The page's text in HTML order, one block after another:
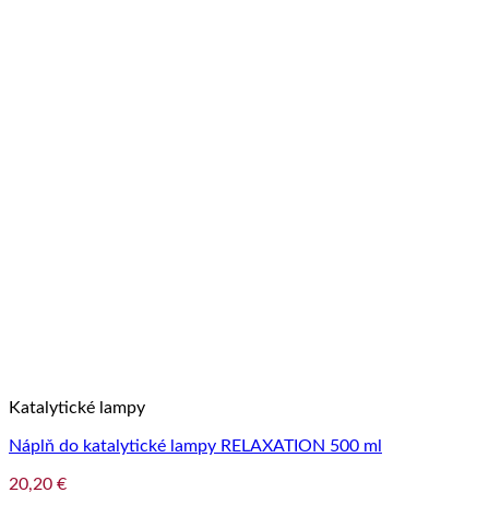
Katalytické lampy
Náplň do katalytické lampy RELAXATION 500 ml
20,20 €